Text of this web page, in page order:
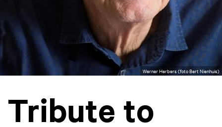
Werner Herbers (foto Bert Nienhuis)
Tribute to